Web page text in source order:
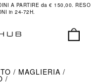
A PARTIRE da € 150,00. RESO
in 24-72H.
MAGLIERIA